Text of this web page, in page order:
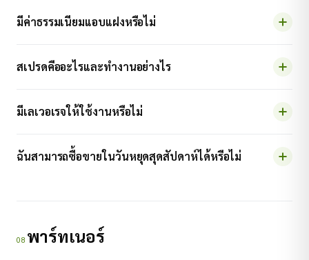
มีค่าธรรมเนียมแอบแฝงหรือไม่
สเปรดคืออะไรและทำงานอย่างไร
มีเลเวอเรจให้ใช้งานหรือไม่
ฉันสามารถซื้อขายในวันหยุดสุดสัปดาห์ได้หรือไม่
08 พาร์ทเนอร์